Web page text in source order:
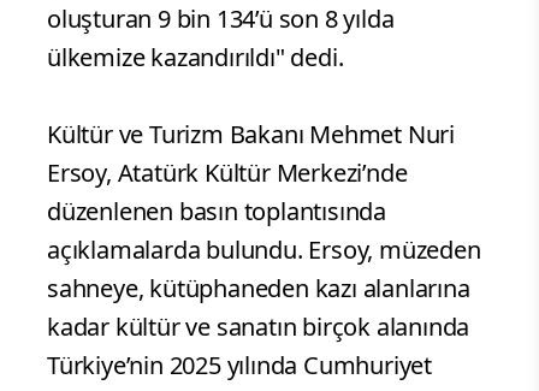
oluşturan 9 bin 134’ü son 8 yılda
ülkemize kazandırıldı" dedi.
Kültür ve Turizm Bakanı Mehmet Nuri
Ersoy, Atatürk Kültür Merkezi’nde
düzenlenen basın toplantısında
açıklamalarda bulundu. Ersoy, müzeden
sahneye, kütüphaneden kazı alanlarına
kadar kültür ve sanatın birçok alanında
Türkiye’nin 2025 yılında Cumhuriyet